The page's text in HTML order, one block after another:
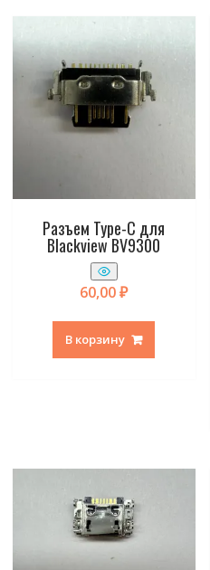
Разъем Type-C для
Blackview BV9300
60,00₽
В корзину